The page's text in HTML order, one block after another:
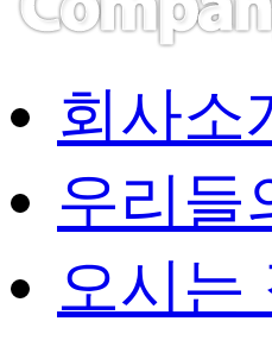
회사소
우리들
오시는